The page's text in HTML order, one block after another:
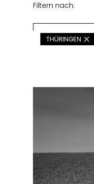
Filtern nach:
THÜRINGEN